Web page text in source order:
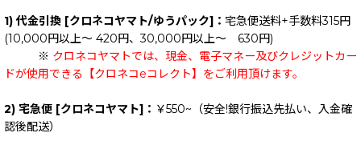
1) 代金引換 [クロネコヤマト/ゆうパック]： 宅急便送料+手数料315円
(10,000円以上～ 420円、30,000円以上～ 630円)
※ クロネコヤマトでは、現金、電子マネー及びクレジットカー
ドが使用できる【クロネコeコレクト】をご利用頂けます。
2) 宅急便 [クロネコヤマト]： ￥550~（安全!銀行振込先払い、入金確
認後配送）